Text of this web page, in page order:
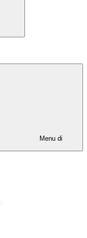
Menu di